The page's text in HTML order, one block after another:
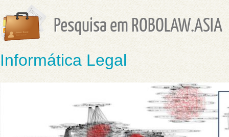
Pesquisa em ROBOLAW.ASIA
Informática Legal